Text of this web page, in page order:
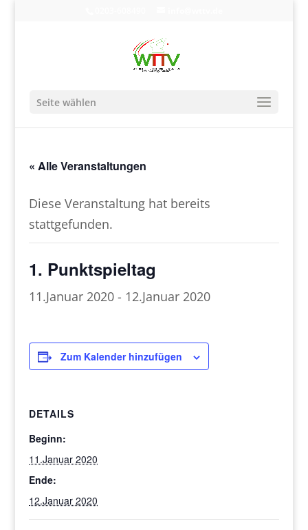
Seite wählen
« Alle Veranstaltungen
Diese Veranstaltung hat bereits
stattgefunden.
1. Punktspieltag
11.Januar 2020 - 12.Januar 2020
Zum Kalender hinzufügen
DETAILS
Beginn:
11.Januar 2020
Ende:
12.Januar 2020